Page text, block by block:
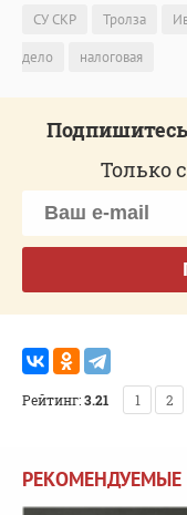
СУ СКР Тролза
дело
налоговая
Только
Рейтинг:3.21 1 2